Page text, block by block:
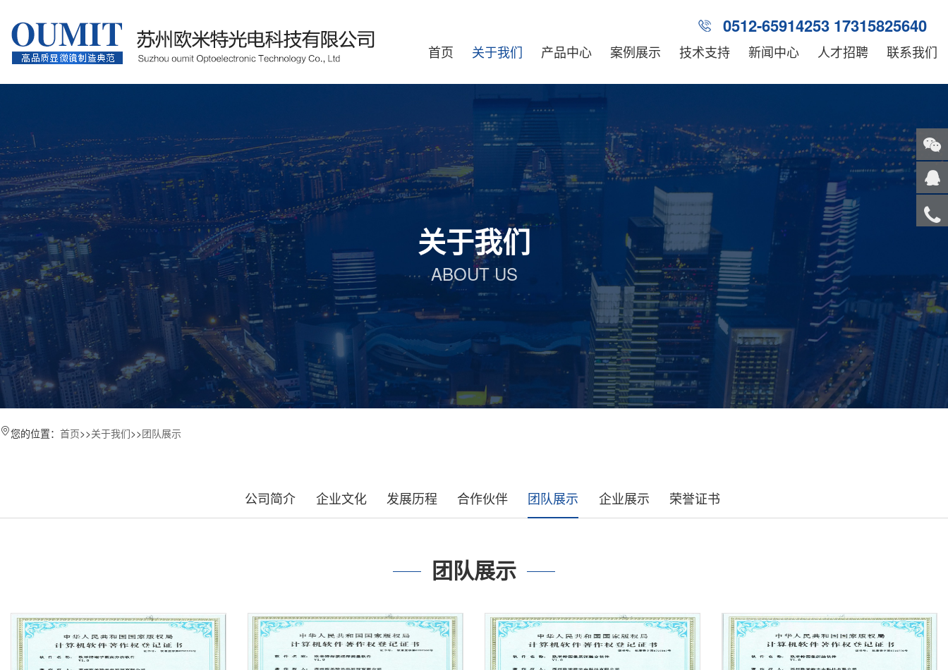
0512-65914253 17315825640
首页 关于我们 产品中心 案例展示 技术支持 新闻中心 人才招聘 联系我们
关于我们
ABOUT US
您的位置： 首页>>关于我们>>团队展示
公司简介 企业文化 发展历程 合作伙伴 团队展示 企业展示 荣誉证书
团队展示
关注
微信
客服
顶部